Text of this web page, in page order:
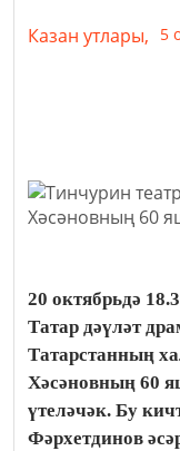
Казан утлары, 5
20 октябрьдә
Татар дәүләт
Татарстанның
Хәсәновның 60
үтеләчәк. Бу
Фәрхетдинов